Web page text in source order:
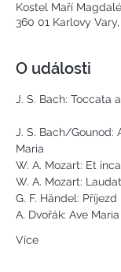
Kostel Maří
360 01 Karlovy
O události
J. S. Bach: Toccata
J. S. Bach/Gounod:
W. A. Mozart: Et
W. A. Mozart:
G. F. Händel:
A. Dvořák:
Více